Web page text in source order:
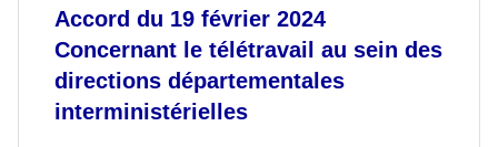
Accord du 19 février 2024
Concernant le télétravail au sein des
directions départementales
interministérielles